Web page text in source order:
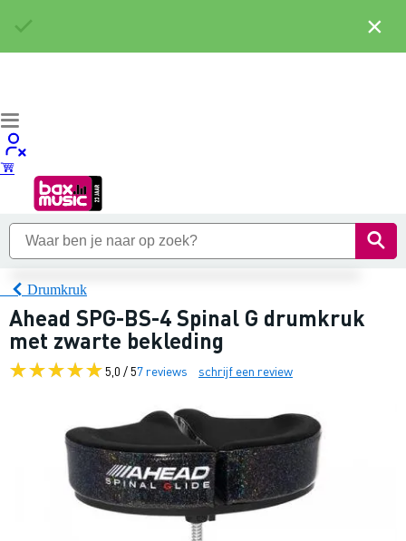
Drumkruk
Ahead SPG-BS-4 Spinal G drumkruk
met zwarte bekleding
5,0 / 57 reviews schrijf een review
×